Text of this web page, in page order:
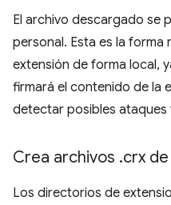
El archivo descargado se
personal. Esta es la forma
extensión de forma local,
firmará el contenido de la
detectar posibles ataques
Crea archivos .crx
Los directorios de